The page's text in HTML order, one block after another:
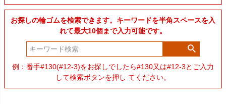
お探しの輪ゴムを検索できます。キーワードを半角スペースを入
れて最大10個まで入力可能です。
例：番手#130(#12-3)をお探しでしたら#130又は#12-3とご入力
して検索ボタンを押し てください。